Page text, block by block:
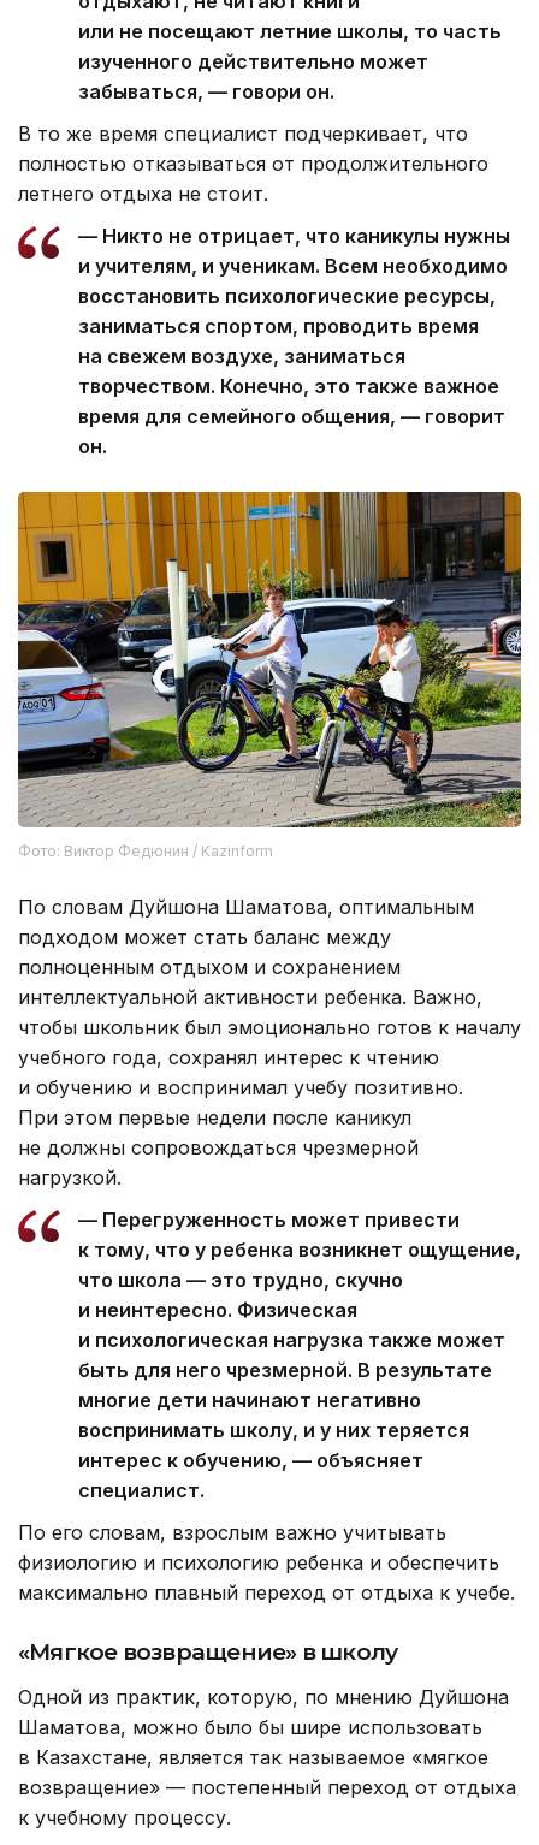
или не посещают летние школы, то часть
изученного действительно может
забываться, — говори он.
В то же время специалист подчеркивает, что
полностью отказываться от продолжительного
летнего отдыха не стоит.
— Никто не отрицает, что каникулы нужны
и учителям, и ученикам. Всем необходимо
восстановить психологические ресурсы,
заниматься спортом, проводить время
на свежем воздухе, заниматься
творчеством. Конечно, это также важное
время для семейного общения, — говорит
он.
Фото: Виктор Федюнин / Kazinform
По словам Дуйшона Шаматова, оптимальным
подходом может стать баланс между
полноценным отдыхом и сохранением
интеллектуальной активности ребенка. Важно,
чтобы школьник был эмоционально готов к началу
учебного года, сохранял интерес к чтению
и обучению и воспринимал учебу позитивно.
При этом первые недели после каникул
не должны сопровождаться чрезмерной
нагрузкой.
— Перегруженность может привести
к тому, что у ребенка возникнет ощущение,
что школа — это трудно, скучно
и неинтересно. Физическая
и психологическая нагрузка также может
быть для него чрезмерной. В результате
многие дети начинают негативно
воспринимать школу, и у них теряется
интерес к обучению, — объясняет
специалист.
По его словам, взрослым важно учитывать
физиологию и психологию ребенка и обеспечить
максимально плавный переход от отдыха к учебе.
«Мягкое возвращение» в школу
Одной из практик, которую, по мнению Дуйшона
Шаматова, можно было бы шире использовать
в Казахстане, является так называемое «мягкое
возвращение» — постепенный переход от отдыха
к учебному процессу.